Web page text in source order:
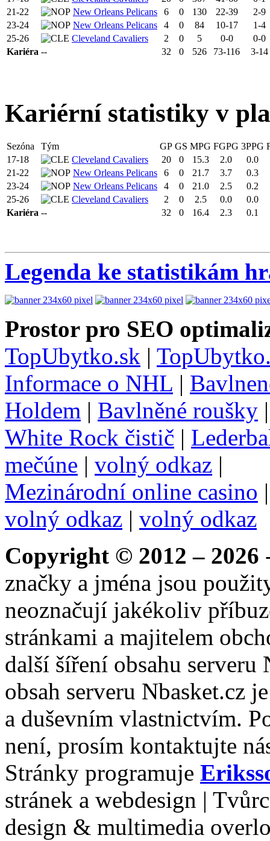
21-22
New Orleans Pelicans 6 0 130 22-39
2-9
23-24
New Orleans Pelicans 4 0 84 10-17
1-4
25-26
Cleveland Cavaliers 2 0 5 0-0
0-0
Kariéra -- 32 0 526 73-116 3-14
Kariérní statistiky v
Sezóna Tým GP GS MPG FGPG 3PPG
17-18
Cleveland Cavaliers 20 0 15.3 2.0
0.0
21-22
New Orleans Pelicans 6 0 21.7 3.7
0.3
23-24
New Orleans Pelicans 4 0 21.0 2.5
0.2
25-26
Cleveland Cavaliers 2 0 2.5 0.0
0.0
Kariéra -- 32 0 16.4 2.3 0.1
Legenda ke statistikám
Prostor pro SEO
TopUbytko.sk |
Informace o NHL |
Holdem | Bavlněné roušky
White Rock čistič |
mečúne | volný odkaz |
Mezinárodní online casino
volný odkaz | volný odkaz
Copyright © 2012 – 2026
značky a jména jsou
neoznačují jakékoliv
stránkami a majitelem
další šíření obsahu serveru
obsah serveru Nbasket.cz
a duševním vlastnictvím.
není, prosím kontaktujte
Stránky programuje
stránek a webdesign |
design & multimedia